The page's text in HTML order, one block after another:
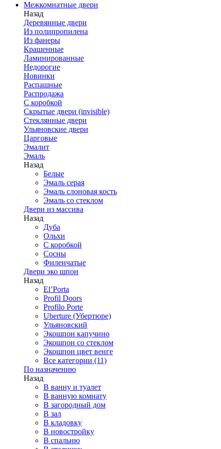
Межкомнатные двери
Назад
Деревянные двери
Из полипропилена
Из фанеры
Крашенные
Ламинированные
Недорогие
Новинки
Распашные
Распродажа
С коробкой
Скрытые двери (invisible)
Стеклянные двери
Ульяновские двери
Царговые
Эмалит
Эмаль
Назад
Белые
Эмаль серая
Эмаль слоновая кость
Эмаль со стеклом
Двери из массива
Назад
Дуба
Ольхи
С коробкой
Сосны
Филенчатые
Двери эко шпон
Назад
El’Porta
Profil Doors
Profilo Porte
Uberture (Убертюре)
Ульяновский
Экошпон капучино
Экошпон со стеклом
Экошпон цвет венге
Все категории (11)
По назначению
Назад
В ванну и туалет
В ванную комнату
В загородный дом
В зал
В кладовку
В новостройку
В спальню